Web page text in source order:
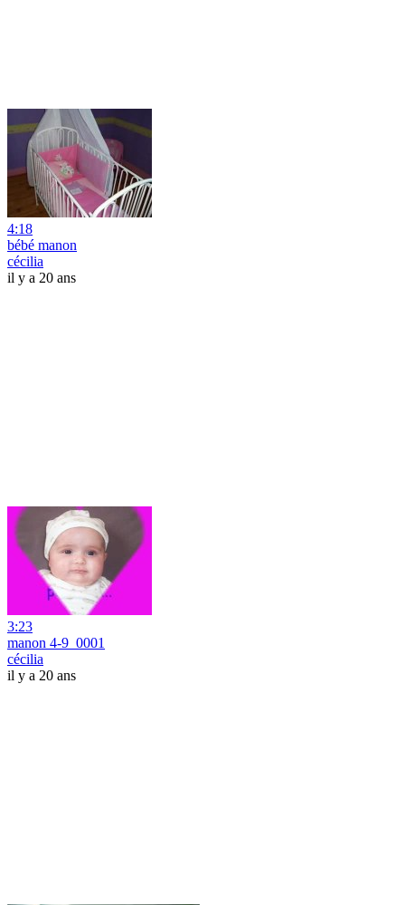
4:18
bébé manon
cécilia
il y a 20 ans
3:23
manon 4-9_0001
cécilia
il y a 20 ans